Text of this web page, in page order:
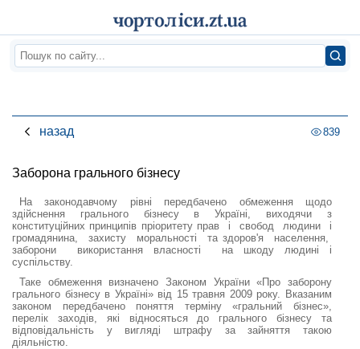
назад 839
Заборона грального бізнесу
На законодавчому рівні передбачено обмеження щодо
здійснення грального бізнесу в Україні, виходячи з
конституційних принципів пріоритету прав і свобод людини і
громадянина, захисту моральності та здоров'я населення,
заборони використання власності на шкоду людині і
суспільству.
Таке обмеження визначено Законом України «Про заборону
грального бізнесу в Україні» від 15 травня 2009 року. Вказаним
законом передбачено поняття терміну «гральний бізнес»,
перелік заходів, які відносяться до грального бізнесу та
відповідальність у вигляді штрафу за зайняття такою
діяльністю.